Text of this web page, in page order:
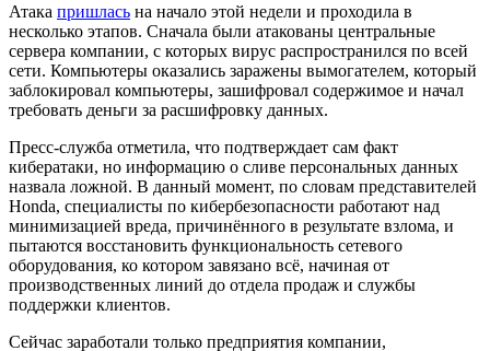
Атака пришлась на начало этой недели и проходила в
несколько этапов. Сначала были атакованы центральные
сервера компании, с которых вирус распространился по всей
сети. Компьютеры оказались заражены вымогателем, который
заблокировал компьютеры, зашифровал содержимое и начал
требовать деньги за расшифровку данных.
Пресс-служба отметила, что подтверждает сам факт
кибератаки, но информацию о сливе персональных данных
назвала ложной. В данный момент, по словам представителей
Honda, специалисты по кибербезопасности работают над
минимизацией вреда, причинённого в результате взлома, и
пытаются восстановить функциональность сетевого
оборудования, ко котором завязано всё, начиная от
производственных линий до отдела продаж и службы
поддержки клиентов.
Сейчас заработали только предприятия компании,